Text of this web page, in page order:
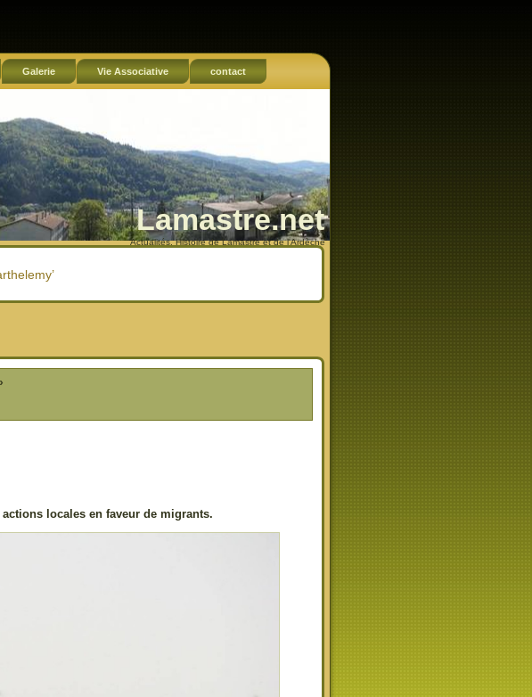
Galerie Vie Associative contact
Lamastre.net
Actualités, Histoire de Lamastre et de l'Ardèche
locales en faveur de migrants.